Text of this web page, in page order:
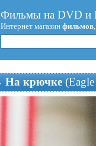
Фильмы на DVD и
Интернет магазин фильмов
На крючке